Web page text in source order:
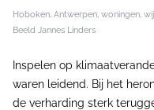
Hoboken, Antwerpen, woningen,
Beeld Jannes Linders
Inspelen op
waren leidend. Bij het
de verharding sterk